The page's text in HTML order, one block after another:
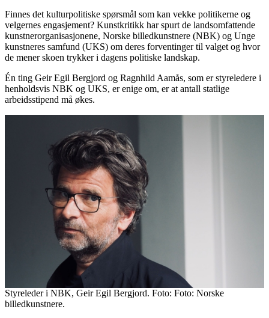
Finnes det kulturpolitiske spørsmål som kan vekke politikerne og
velgernes engasjement? Kunstkritikk har spurt de landsomfattende
kunstnerorganisasjonene, Norske billedkunstnere (NBK) og Unge
kunstneres samfund (UKS) om deres forventinger til valget og hvor
de mener skoen trykker i dagens politiske landskap.
Én ting Geir Egil Bergjord og Ragnhild Aamås, som er styreledere i
henholdsvis NBK og UKS, er enige om, er at antall statlige
arbeidsstipend må økes.
Styreleder i NBK, Geir Egil Bergjord. Foto: Foto: Norske
billedkunstnere.